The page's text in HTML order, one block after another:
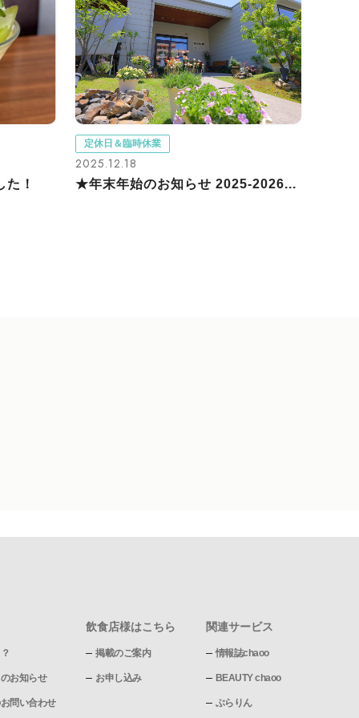
！
定休日＆臨時休業
2025.12.18
★年末年始のお知らせ 2025-2026...
お知らせ
問い合わせ
飲食店様はこちら
掲載のご案内
お申し込み
関連サービス
情報誌chaoo
BEAUTY chaoo
ぶらりん